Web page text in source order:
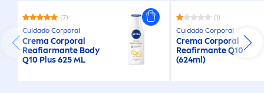
(7)
Cuidado Corporal
Crema Corporal
Reafiarmante Body
Q10 Plus 625 ML
(1)
Cuidado Corporal
Crema Corporal
Reafirmante Q10
(624ml)